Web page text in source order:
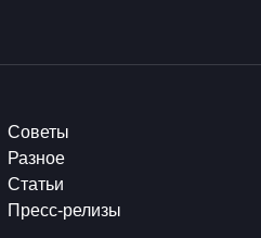
Советы
Разное
Статьи
Пресс-релизы